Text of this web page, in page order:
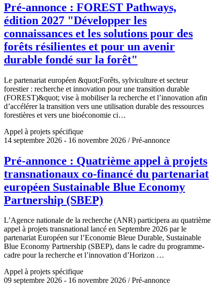
Pré-annonce : FOREST Pathways,
édition 2027 "Développer les
connaissances et les solutions pour des
forêts résilientes et pour un avenir
durable fondé sur la forêt"
Le partenariat européen &quot;Forêts, sylviculture et secteur
forestier : recherche et innovation pour une transition durable
(FOREST)&quot; vise à mobiliser la recherche et l’innovation afin
d’accélérer la transition vers une utilisation durable des ressources
forestières et vers une bioéconomie ci…
Appel à projets spécifique
14 septembre 2026 - 16 novembre 2026 / Pré-annonce
Pré-annonce : Quatrième appel à projets
transnationaux co-financé du partenariat
européen Sustainable Blue Economy
Partnership (SBEP)
L’Agence nationale de la recherche (ANR) participera au quatrième
appel à projets transnational lancé en Septembre 2026 par le
partenariat Européen sur l’Economie Bleue Durable, Sustainable
Blue Economy Partnership (SBEP), dans le cadre du programme-
cadre pour la recherche et l’innovation d’Horizon …
Appel à projets spécifique
09 septembre 2026 - 16 novembre 2026 / Pré-annonce